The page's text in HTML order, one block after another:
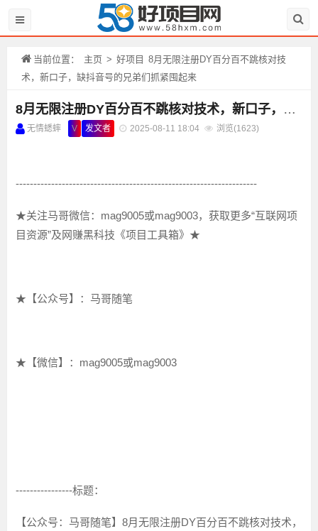
当前位置： 主页 > 好项目 8月无限注册DY百分百不跳核对技
术，新口子，缺抖音号的兄弟们抓紧囤起来
8月无限注册DY百分百不跳核对技术，新口子，缺抖音号的兄弟们抓紧囤起来
无情蟋蟀 V 发文者 2025-08-11 18:04 浏览(1623)
--------------------------------------------------------------------
★关注马哥微信：mag9005或mag9003，获取更多“互联网项
目资源”及网赚黑科技《项目工具箱》★
★【公众号】：马哥随笔
★【微信】：mag9005或mag9003
----------------标题：
【公众号：马哥随笔】8月无限注册DY百分百不跳核对技术，